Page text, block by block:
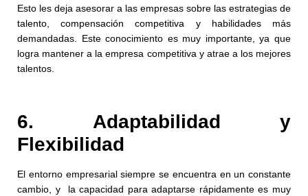
Esto les deja asesorar a las empresas sobre las estrategias de
talento, compensación competitiva y habilidades más
demandadas. Este conocimiento es muy importante, ya que
logra mantener a la empresa competitiva y atrae a los mejores
talentos.
6. Adaptabilidad y
Flexibilidad
El entorno empresarial siempre se encuentra en un constante
cambio, y la capacidad para adaptarse rápidamente es muy